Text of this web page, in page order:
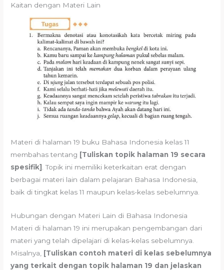
Kaitan dengan Materi Lain
Materi di halaman 19 buku Bahasa Indonesia kelas 11
membahas tentang [Tuliskan topik halaman 19 secara
spesifik] . Topik ini memiliki keterkaitan erat dengan
berbagai materi lain dalam pelajaran Bahasa Indonesia,
baik di tingkat kelas 11 maupun kelas-kelas sebelumnya.
Hubungan dengan Materi Lain di Bahasa Indonesia
Materi di halaman 19 ini merupakan pengembangan dari
materi yang telah dipelajari di kelas-kelas sebelumnya.
Misalnya, [Tuliskan contoh materi di kelas sebelumnya
yang terkait dengan topik halaman 19 dan jelaskan